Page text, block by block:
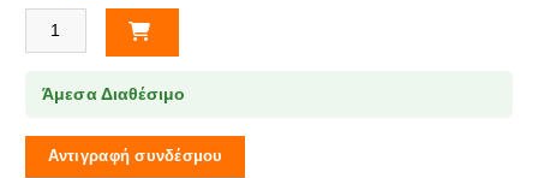
ΚΑΡΥΔΑΚΙΑ ΚΑΣΕΤΙΝΑ CrV 1/4” - 56 ΤΜΧ YT-14501 ποσότητα
Άμεσα Διαθέσιμο
Αντιγραφή συνδέσμου